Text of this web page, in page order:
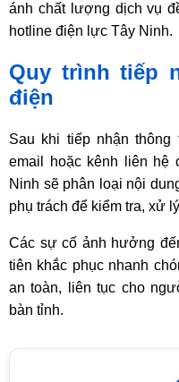
ánh chất lượng dịch vụ
hotline điện lực Tây Ninh.
Quy trình tiếp
điện
Sau khi tiếp nhận
email hoặc kênh liên hệ
Ninh sẽ phân loại nội
phụ trách để kiểm tra, xử
Các sự cố ảnh hưởng
tiên khắc phục nhanh
an toàn, liên tục cho
bàn tỉnh.